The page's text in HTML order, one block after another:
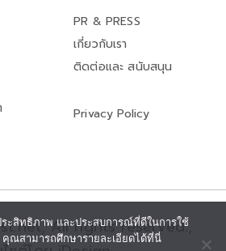
PR & PRESS
เกี่ยวกับเรา
ติดต่อและ สนับสนุน
Privacy Policy
All rights reserved.,
ะสิทธิภาพ และประสบการณ์ที่ดีในการใช้
ณสามารถศึกษารายละเอียดได้ที่นี่